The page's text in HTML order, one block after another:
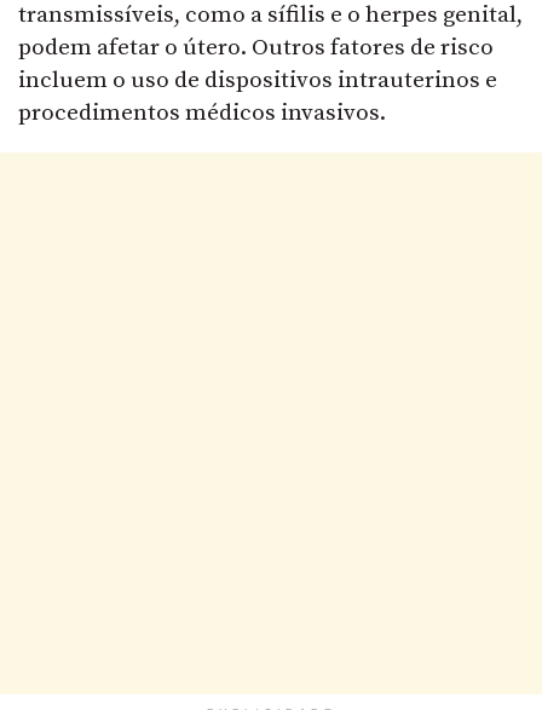
transmissíveis, como a sífilis e o herpes genital,
podem afetar o útero. Outros fatores de risco
incluem o uso de dispositivos intrauterinos e
procedimentos médicos invasivos.